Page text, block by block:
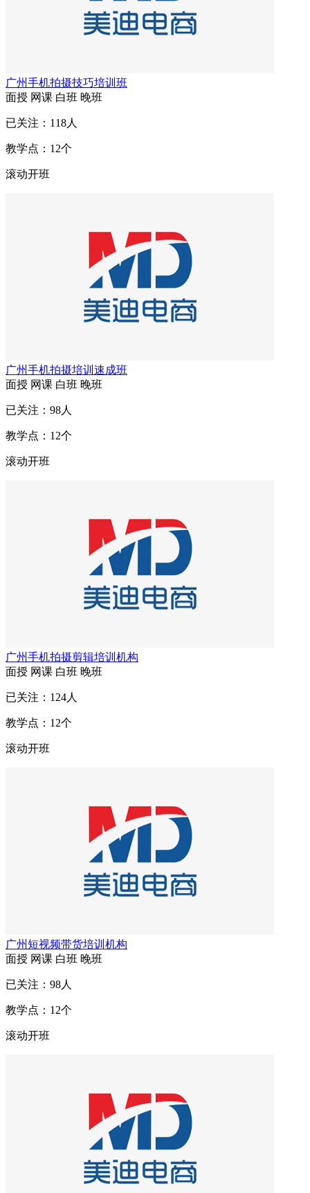
广州手机拍摄技巧培训班
面授 网课 白班 晚班
已关注： 118人
教学点： 12个
滚动开班
广州手机拍摄培训速成班
面授 网课 白班 晚班
已关注： 98人
教学点： 12个
滚动开班
广州手机拍摄剪辑培训机构
面授 网课 白班 晚班
已关注： 124人
教学点： 12个
滚动开班
广州短视频带货培训机构
面授 网课 白班 晚班
已关注： 98人
教学点： 12个
滚动开班